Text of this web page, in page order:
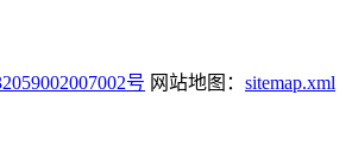
号 网站地图： sitemap.xml